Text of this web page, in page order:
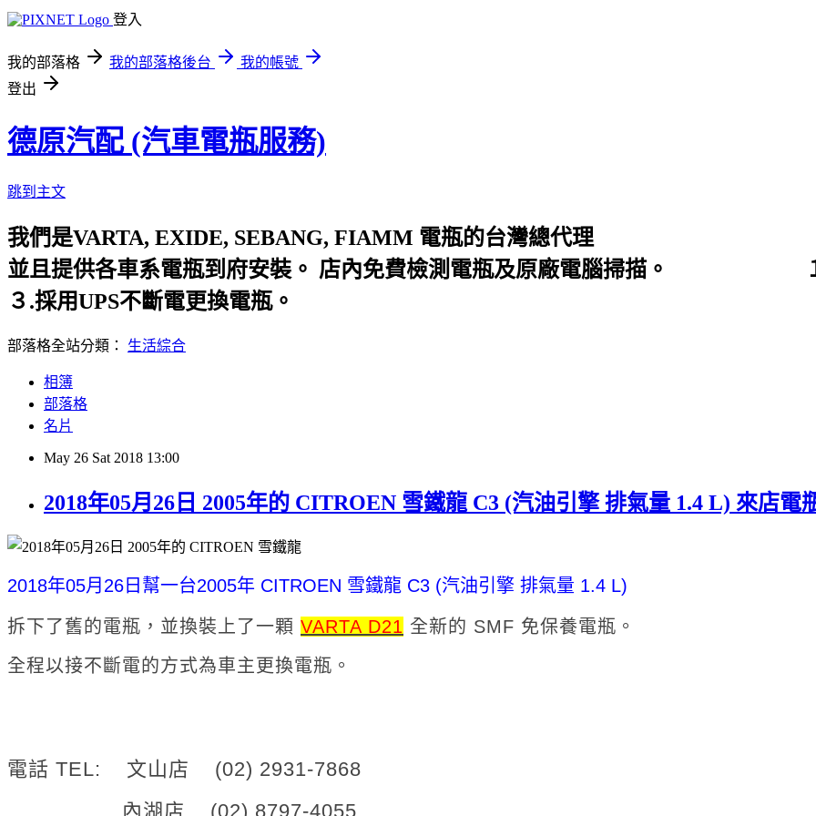
登入
我的部落格 我的部落格後台
我的帳號
登出
德原汽配 (汽車電瓶服務)
跳到主文
我們是VARTA, EXIDE, SEBANG, FIAMM 電瓶的台灣
並且提供各車系電瓶到府安裝。 店內免費檢測電瓶及原廠電腦掃描。 １
３.採用UPS不斷電更換電瓶。
部落格全站分類： 生活綜合
相簿
部落格
名片
May 26 Sat 2018 13:00
2018年05月26日 2005年的 CITROEN 雪鐵龍 C3 (汽油引擎 排氣量 1.4 L) 來店電
2018年05月26日 幫一台2005年 CITROEN 雪鐵龍 C3 (汽油引擎 排氣量 1.4 L)
拆下了舊的電瓶，並換裝上了一顆 VARTA D21 全新的 SMF 免保養電瓶。
全程以接不斷電的方式為車主更換電瓶。
電話 TEL: 文山店 (02) 2931-7868
內湖店 (02) 8797-4055